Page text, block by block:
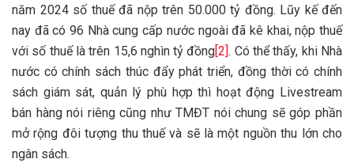
năm 2024 số thuế đã nộp trên 50.000 tỷ đồng. Lũy kế đến
nay đã có 96 Nhà cung cấp nước ngoài đã kê khai, nộp thuế
với số thuế là trên 15,6 nghìn tỷ đồng[2]. Có thể thấy, khi Nhà
nước có chính sách thúc đẩy phát triển, đồng thời có chính
sách giám sát, quản lý phù hợp thì hoạt động Livestream
bán hàng nói riêng cũng như TMĐT nói chung sẽ góp phần
mở rộng đôi tượng thu thuế và sẽ là một nguồn thu lớn cho
ngân sách.